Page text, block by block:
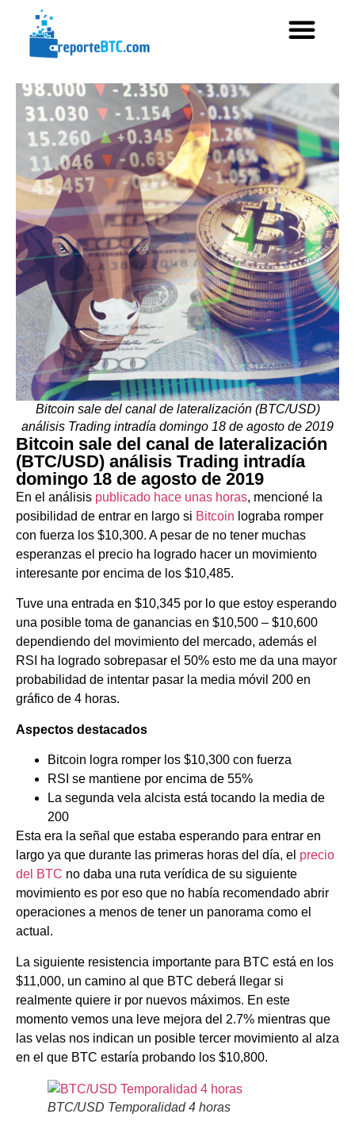
Bitcoin sale del canal de lateralización (BTC/USD)
análisis Trading intradía domingo 18 de agosto de 2019
Bitcoin sale del canal de lateralización
(BTC/USD) análisis Trading intradía
domingo 18 de agosto de 2019
En el análisis publicado hace unas horas, mencioné la
posibilidad de entrar en largo si Bitcoin lograba romper
con fuerza los $10,300. A pesar de no tener muchas
esperanzas el precio ha logrado hacer un movimiento
interesante por encima de los $10,485.
Tuve una entrada en $10,345 por lo que estoy esperando
una posible toma de ganancias en $10,500 – $10,600
dependiendo del movimiento del mercado, además el
RSI ha logrado sobrepasar el 50% esto me da una mayor
probabilidad de intentar pasar la media móvil 200 en
gráfico de 4 horas.
Aspectos destacados
Bitcoin logra romper los $10,300 con fuerza
RSI se mantiene por encima de 55%
La segunda vela alcista está tocando la media de
200
Esta era la señal que estaba esperando para entrar en
largo ya que durante las primeras horas del día, el precio
del BTC no daba una ruta verídica de su siguiente
movimiento es por eso que no había recomendado abrir
operaciones a menos de tener un panorama como el
actual.
La siguiente resistencia importante para BTC está en los
$11,000, un camino al que BTC deberá llegar si
realmente quiere ir por nuevos máximos. En este
momento vemos una leve mejora del 2.7% mientras que
las velas nos indican un posible tercer movimiento al alza
en el que BTC estaría probando los $10,800.
BTC/USD Temporalidad 4 horas